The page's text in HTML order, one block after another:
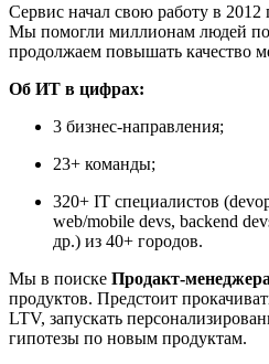
Сервис начал свою работу в
Мы помогли миллионам людей
продолжаем повышать качество
Об ИТ в цифрах:
3 бизнес-направления;
23+ команды;
320+ IT специалистов
web/mobile devs, backend
др.) из 40+ городов.
Мы в поиске Продакт-менеджера
продуктов. Предстоит
LTV, запускать
гипотезы по новым продуктам.